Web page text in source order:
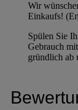
Wir
Einkaufs!
Spülen Sie
Gebrauch
gründlich ab